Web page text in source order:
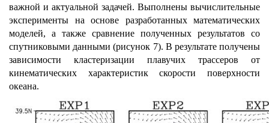
важной и актуальной задачей. Выполнены вычислительные
эксперименты на основе разработанных математических
моделей, а также сравнение полученных результатов со
спутниковыми данными (рисунок 7). В результате получены
зависимости кластеризации плавучих трассеров от
кинематических характеристик скорости поверхности
океана.